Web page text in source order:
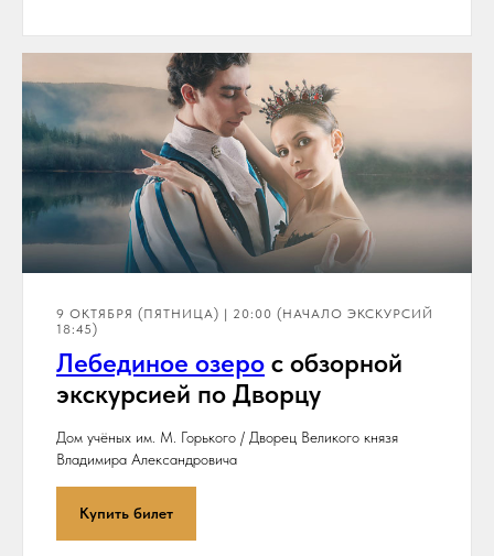
9 ОКТЯБРЯ (ПЯТНИЦА) | 20:00 (НАЧАЛО ЭКСКУРСИЙ
18:45)
Лебединое озеро с обзорной
экскурсией по Дворцу
Дом учёных им. М. Горького / Дворец Великого князя
Владимира Александровича
Купить билет